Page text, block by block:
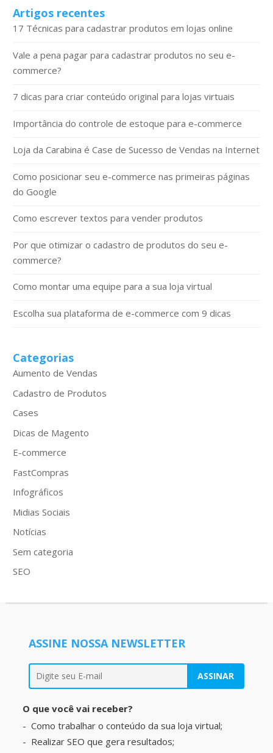
Artigos recentes
17 Técnicas para cadastrar produtos em lojas online
Vale a pena pagar para cadastrar produtos no seu e-
commerce?
7 dicas para criar conteúdo original para lojas virtuais
Importância do controle de estoque para e-commerce
Loja da Carabina é Case de Sucesso de Vendas na Internet
Como posicionar seu e-commerce nas primeiras páginas
do Google
Como escrever textos para vender produtos
Por que otimizar o cadastro de produtos do seu e-
commerce?
Como montar uma equipe para a sua loja virtual
Escolha sua plataforma de e-commerce com 9 dicas
Categorias
Aumento de Vendas
Cadastro de Produtos
Cases
Dicas de Magento
E-commerce
FastCompras
Infográficos
Midias Sociais
Notícias
Sem categoria
SEO
ASSINE NOSSA NEWSLETTER
O que você vai receber?
Como trabalhar o conteúdo da sua loja virtual;
Realizar SEO que gera resultados;